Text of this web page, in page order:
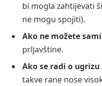
bi mogla zahtijevati
ne mogu spojiti).
Ako ne možete
prljavštine.
Ako se radi o
takve rane nose